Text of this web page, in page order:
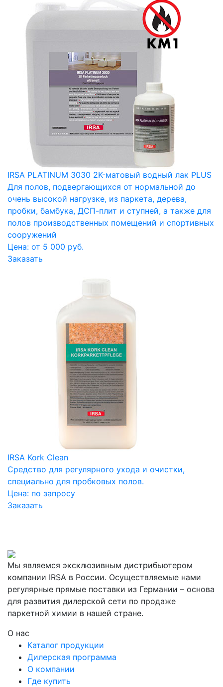
IRSA PLATINUM 3030 2K-матовый водный лак PLUS
Для полов, подвергающихся от нормальной до
очень высокой нагрузке, из паркета, дерева,
пробки, бамбука, ДСП-плит и ступней, а также для
полов производственных помещений и спортивных
сооружений
Цена: от 5 000 руб.
Заказать
IRSA Kork Clean
Средство для регулярного ухода и очистки,
специально для пробковых полов.
Цена: по запросу
Заказать
Мы являемся эксклюзивным дистрибьютером
компании IRSA в России. Осуществляемые нами
регулярные прямые поставки из Германии – основа
для развития дилерской сети по продаже
паркетной химии в нашей стране.
О нас
Каталог продукции
Дилерская программа
О компании
Где купить